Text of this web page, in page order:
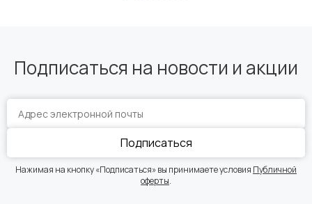
Подписаться на новости и акции
Подписаться
Нажимая на кнопку «Подписаться» вы принимаете условия Публичной
оферты.